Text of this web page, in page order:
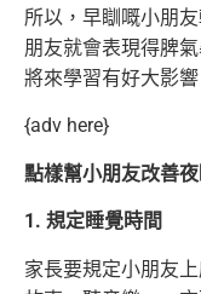
所以，早瞓嘅小朋
朋友就會表現得脾
將來學習有好大影響
{adv here}
點樣幫小朋友改善
1. 規定睡覺時間
家長要規定小朋友